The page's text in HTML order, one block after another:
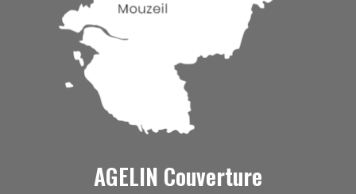
AGELIN Couverture